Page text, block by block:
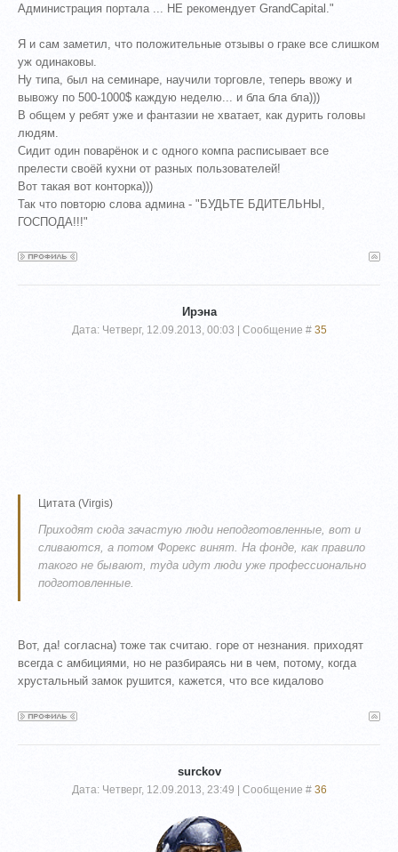
Администрация портала ... НЕ рекомендует GrandCapital."
Я и сам заметил, что положительные отзывы о граке все слишком
уж одинаковы.
Ну типа, был на семинаре, научили торговле, теперь ввожу и
вывожу по 500-1000$ каждую неделю... и бла бла бла)))
В общем у ребят уже и фантазии не хватает, как дурить головы
людям.
Сидит один поварёнок и с одного компа расписывает все
прелести своёй кухни от разных пользователей!
Вот такая вот конторка)))
Так что повторю слова админа - "БУДЬТЕ БДИТЕЛЬНЫ,
ГОСПОДА!!!"
Ирэна
Дата: Четверг, 12.09.2013, 00:03 | Сообщение # 35
Цитата (Virgis)
Приходят сюда зачастую люди неподготовленные, вот и
сливаются, а потом Форекс винят. На фонде, как правило
такого не бывают, туда идут люди уже профессионально
подготовленные.
Вот, да! согласна) тоже так считаю. горе от незнания. приходят
всегда с амбициями, но не разбираясь ни в чем, потому, когда
хрустальный замок рушится, кажется, что все кидалово
surckov
Дата: Четверг, 12.09.2013, 23:49 | Сообщение # 36